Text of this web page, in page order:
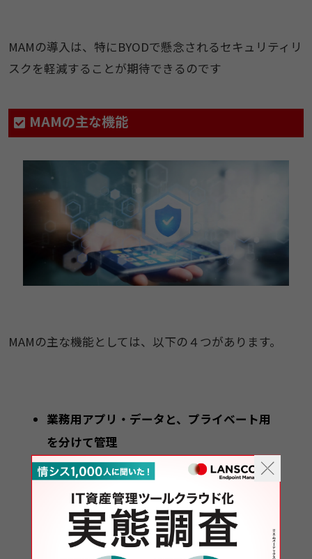
MAMの導入は、特にBYODで懸念されるセキュリティリ
スクを軽減することが期待できるのです
MAMの主な機能
MAMの主な機能としては、以下の４つがあります。
業務用アプリ・データと、プライベート用
を分けて管理
アプリケーションの配布とインストール
アプリケーションの利用制限
紛失時に役立つ、遠隔によるアプリ消去や
端末ロック